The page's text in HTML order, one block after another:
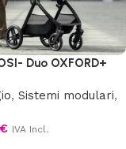
Duo OXFORD+
, Sistemi modulari,
€ IVA Incl.